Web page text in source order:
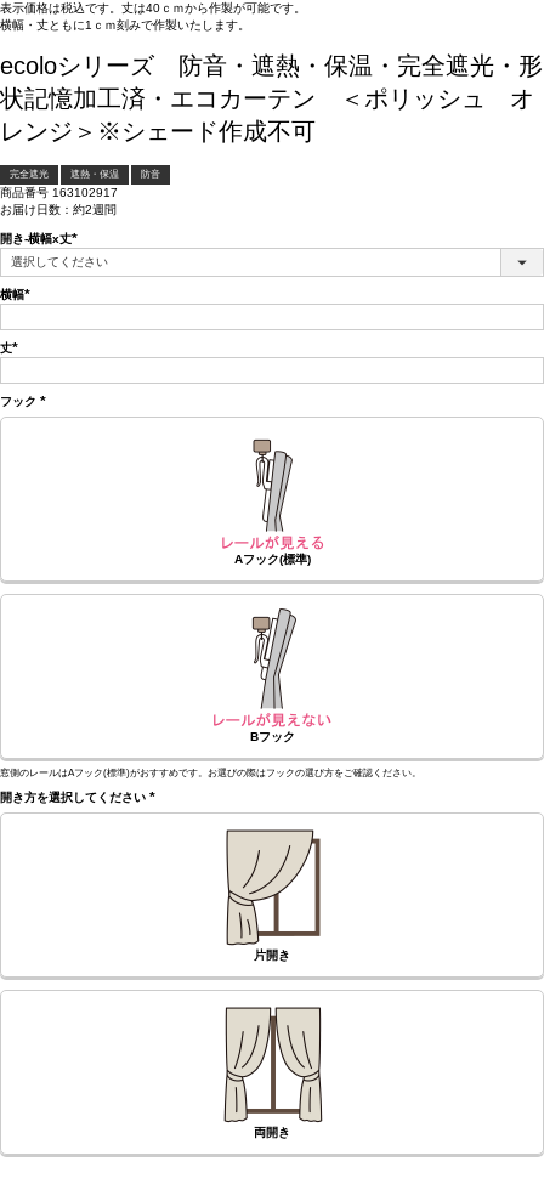
表示価格は税込です。丈は40ｃｍから作製が可能です。
横幅・丈ともに1ｃｍ刻みで作製いたします。
ecoloシリーズ 防音・遮熱・保温・完全遮光・形
状記憶加工済・エコカーテン ＜ポリッシュ オ
レンジ＞※シェード作成不可
完全遮光 遮熱・保温 防音
商品番号 163102917
お届け日数：約2週間
開き-横幅x丈
(必
須)
横幅
須)
丈
須)
フック
(必
Aフック(標準)
Bフック
窓側のレールはAフック(標準)がおすすめです。お選びの際はフックの選び方をご確認ください。
開き方を選択してください
(必
片開き
両開き